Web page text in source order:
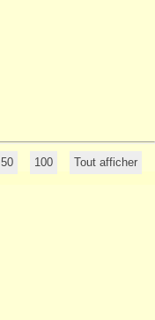
50 100 Tout afficher